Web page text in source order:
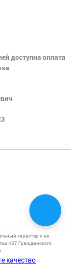
доступна оплата
характер и не
437 Гражданского